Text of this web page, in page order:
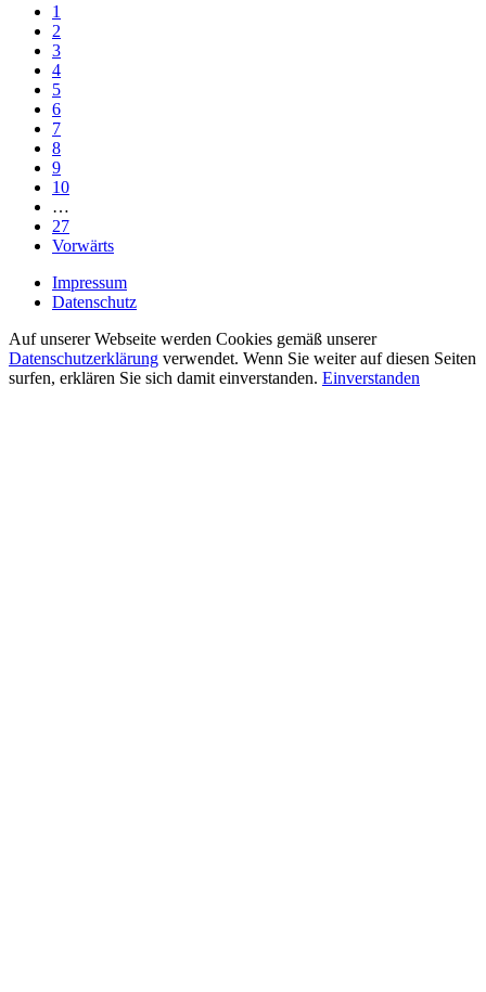
1
2
3
4
5
6
7
8
9
10
…
27
Vorwärts
Impressum
Datenschutz
Auf unserer Webseite werden Cookies gemäß unserer
Datenschutzerklärung verwendet. Wenn Sie weiter auf diesen Seiten
surfen, erklären Sie sich damit einverstanden. Einverstanden